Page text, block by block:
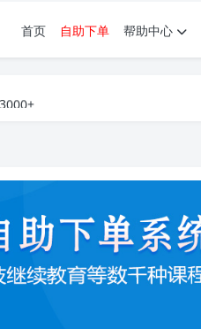
首页 自助下单 帮助中心